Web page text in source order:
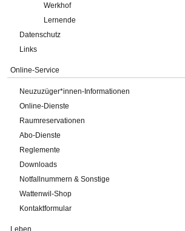
Werkhof
Lernende
Datenschutz
Links
Online-Service
Neuzuzüger*innen-Informationen
Online-Dienste
Raumreservationen
Abo-Dienste
Reglemente
Downloads
Notfallnummern & Sonstige
Wattenwil-Shop
Kontaktformular
Leben